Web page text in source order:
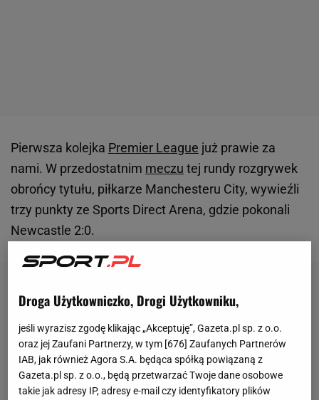
Pierwsza kolejka Premier League już prawie za
nami. W przedostatnim meczu tej rundy rozgrywek
obrońcy tytułu, piłkarze Manchesteru City, wywieźli
trzy punkty ze Sports Direct Arena, gdzie pokonali
Newcastle 2:0.
Droga Użytkowniczko, Drogi Użytkowniku,
jeśli wyrazisz zgodę klikając „Akceptuję”, Gazeta.pl sp. z o.o.
oraz jej Zaufani Partnerzy, w tym [676] Zaufanych Partnerów
IAB, jak również Agora S.A. będąca spółką powiązaną z
Gazeta.pl sp. z o.o., będą przetwarzać Twoje dane osobowe
takie jak adresy IP, adresy e-mail czy identyfikatory plików